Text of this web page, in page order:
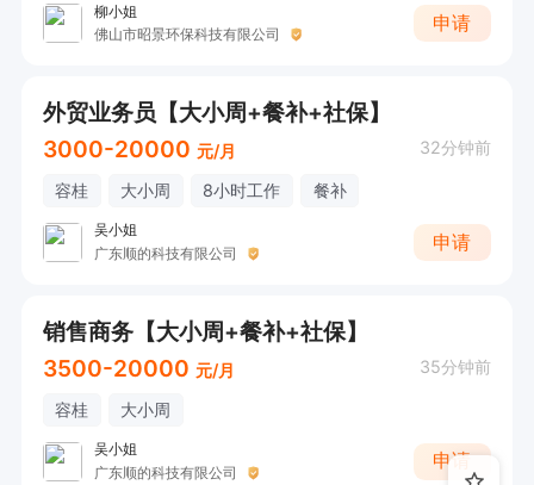
柳小姐
佛山市昭景环保科技有限公司
申请
外贸业务员【大小周+餐补+社保】
3000-20000 元/月 32分钟前
容桂 大小周 8小时工作 餐补
吴小姐
广东顺的科技有限公司
申请
销售商务【大小周+餐补+社保】
3500-20000 元/月 35分钟前
容桂 大小周
吴小姐
广东顺的科技有限公司
申请